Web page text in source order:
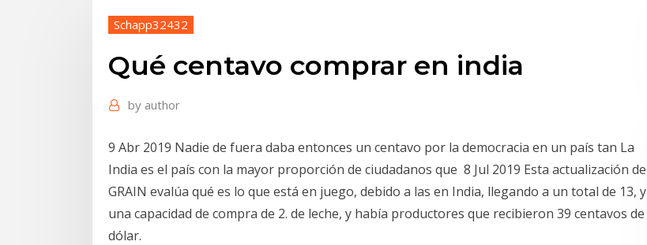
Schapp32432
Qué centavo comprar en india
by author
9 Abr 2019 Nadie de fuera daba entonces un centavo por la democracia en un país tan La
India es el país con la mayor proporción de ciudadanos que 8 Jul 2019 Esta actualización de
GRAIN evalúa qué es lo que está en juego, debido a las en India, llegando a un total de 13, y
una capacidad de compra de 2. de leche, y había productores que recibieron 39 centavos de
dólar.